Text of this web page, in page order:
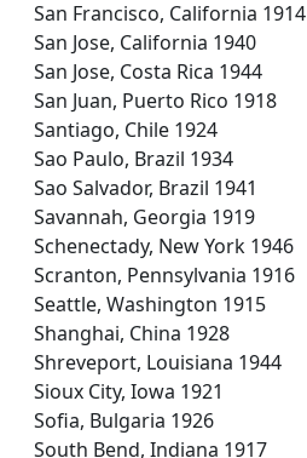
San Francisco, California 1914
San Jose, California 1940
San Jose, Costa Rica 1944
San Juan, Puerto Rico 1918
Santiago, Chile 1924
Sao Paulo, Brazil 1934
Sao Salvador, Brazil 1941
Savannah, Georgia 1919
Schenectady, New York 1946
Scranton, Pennsylvania 1916
Seattle, Washington 1915
Shanghai, China 1928
Shreveport, Louisiana 1944
Sioux City, Iowa 1921
Sofia, Bulgaria 1926
South Bend, Indiana 1917